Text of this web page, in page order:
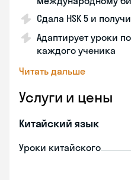
Сдала HSK 5 и
Адаптирует уроки
каждого ученика
Читать дальше
Услуги и цены
Китайский язык
Уроки китайского